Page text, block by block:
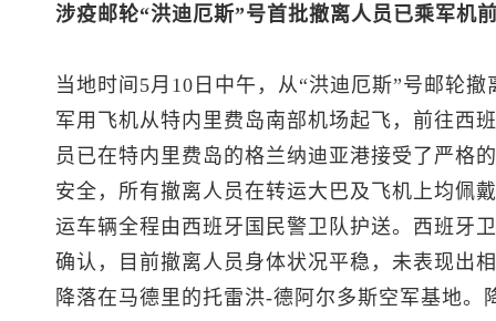
涉疫邮轮“洪迪厄斯”号首批撤离人员已乘军机
当地时间5月10日中午，从“洪迪厄斯”号邮轮
军用飞机从特内里费岛南部机场起飞，前往西
员已在特内里费岛的格兰纳迪亚港接受了严格
安全，所有撤离人员在转运大巴及飞机上均佩
运车辆全程由西班牙国民警卫队护送。西班牙
确认，目前撤离人员身体状况平稳，未表现出
降落在马德里的托雷洪-德阿尔多斯空军基地